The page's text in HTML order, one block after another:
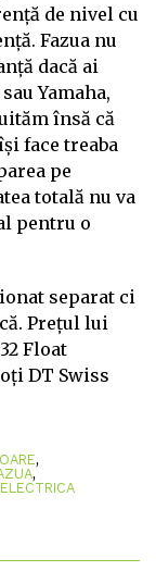
de nivel cu
Fazua nu
dacă ai
Yamaha,
însă că
face treaba
pe
totală nu va
pentru o
separat ci
Prețul lui
Float
DT Swiss
,
,